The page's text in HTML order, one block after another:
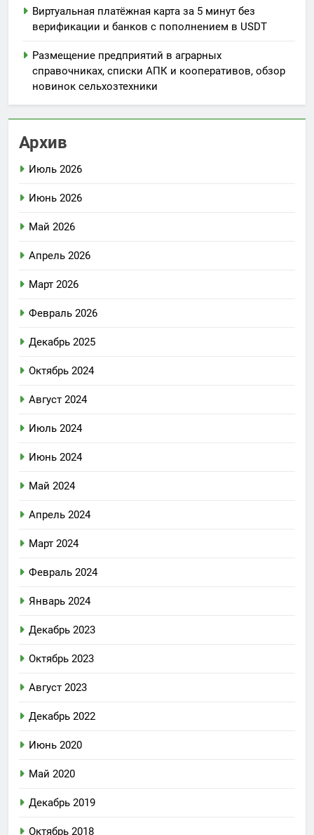
Виртуальная платёжная карта за 5 минут без
верификации и банков с пополнением в USDT
Размещение предприятий в аграрных
справочниках, списки АПК и кооперативов, обзор
новинок сельхозтехники
Архив
Июль 2026
Июнь 2026
Май 2026
Апрель 2026
Март 2026
Февраль 2026
Декабрь 2025
Октябрь 2024
Август 2024
Июль 2024
Июнь 2024
Май 2024
Апрель 2024
Март 2024
Февраль 2024
Январь 2024
Декабрь 2023
Октябрь 2023
Август 2023
Декабрь 2022
Июнь 2020
Май 2020
Декабрь 2019
Октябрь 2018